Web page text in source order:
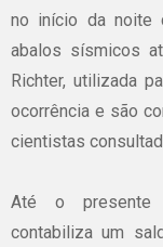
no início da noite
abalos sísmicos
Richter, utilizada
ocorrência e são
cientistas
Até o presente
contabiliza um